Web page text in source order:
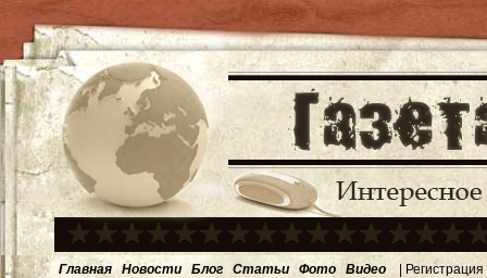
Главная Новости Блог Статьи Фото Видео | Регистрация